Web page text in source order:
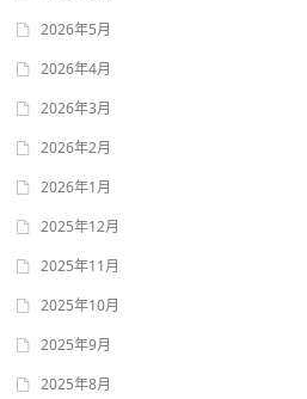
2026年5月
2026年4月
2026年3月
2026年2月
2026年1月
2025年12月
2025年11月
2025年10月
2025年9月
2025年8月